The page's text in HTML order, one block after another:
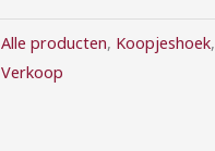
Alle producten, Koopjeshoek,
Verkoop